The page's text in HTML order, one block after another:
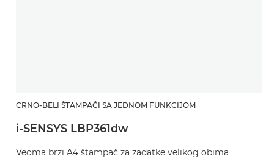
CRNO-BELI ŠTAMPAČI SA JEDNOM FUNKCIJOM
i-SENSYS LBP361dw
Veoma brzi A4 štampač za zadatke velikog obima